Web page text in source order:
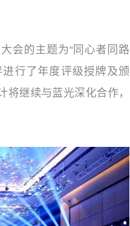
会的主题为“同心者同路
行了年度评级授牌及颁
继续与蓝光深化合作，